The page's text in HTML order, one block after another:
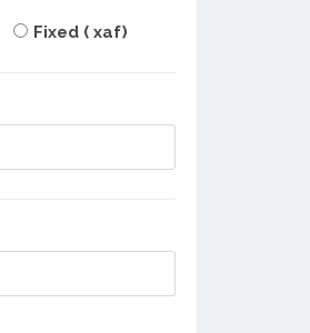
Fixed ( xaf)